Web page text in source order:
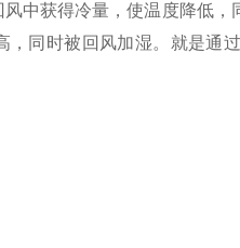
中获得冷量，使温度降低
，同时被回风加湿。就是通